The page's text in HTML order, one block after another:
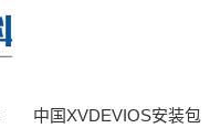
下载安装,中国X站安装包
中国XVDEVIOS安装包